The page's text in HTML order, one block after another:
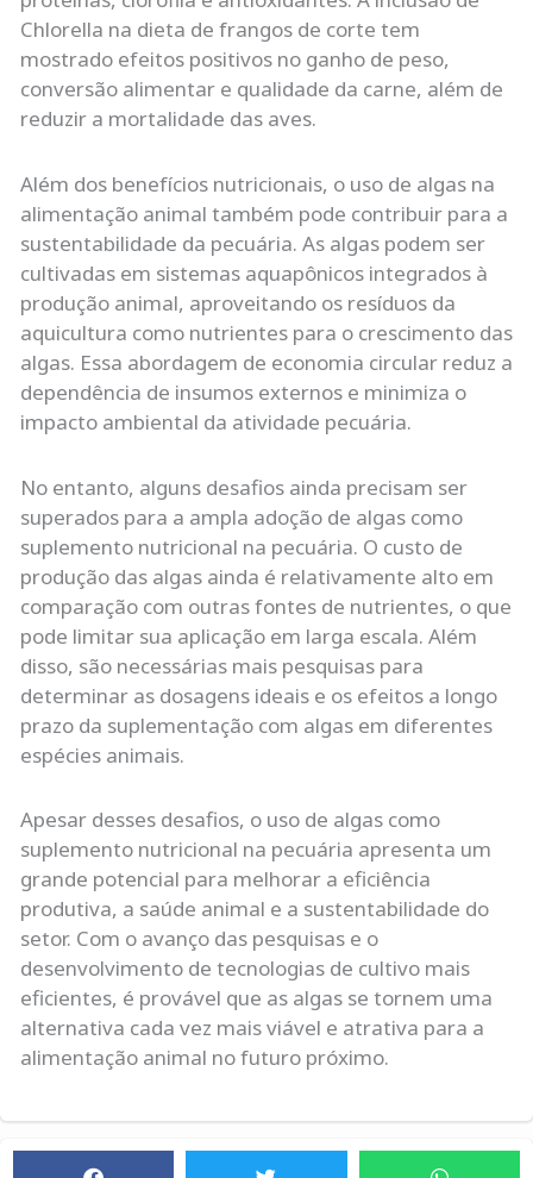
Chlorella na dieta de frangos de corte tem
mostrado efeitos positivos no ganho de peso,
conversão alimentar e qualidade da carne, além de
reduzir a mortalidade das aves.
Além dos benefícios nutricionais, o uso de algas na
alimentação animal também pode contribuir para a
sustentabilidade da pecuária. As algas podem ser
cultivadas em sistemas aquapônicos integrados à
produção animal, aproveitando os resíduos da
aquicultura como nutrientes para o crescimento das
algas. Essa abordagem de economia circular reduz a
dependência de insumos externos e minimiza o
impacto ambiental da atividade pecuária.
No entanto, alguns desafios ainda precisam ser
superados para a ampla adoção de algas como
suplemento nutricional na pecuária. O custo de
produção das algas ainda é relativamente alto em
comparação com outras fontes de nutrientes, o que
pode limitar sua aplicação em larga escala. Além
disso, são necessárias mais pesquisas para
determinar as dosagens ideais e os efeitos a longo
prazo da suplementação com algas em diferentes
espécies animais.
Apesar desses desafios, o uso de algas como
suplemento nutricional na pecuária apresenta um
grande potencial para melhorar a eficiência
produtiva, a saúde animal e a sustentabilidade do
setor. Com o avanço das pesquisas e o
desenvolvimento de tecnologias de cultivo mais
eficientes, é provável que as algas se tornem uma
alternativa cada vez mais viável e atrativa para a
alimentação animal no futuro próximo.